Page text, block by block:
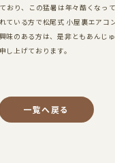
おり、この猛暑は年々酷くなって
ている方で松尾式 小屋裏エアコ
のある方は、是非ともあんじ
上げております。
一覧へ戻る